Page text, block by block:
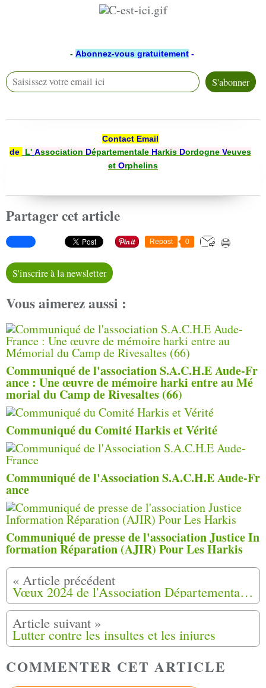
- Abonnez-vous gratuitement -
Contact Email
de
L' Association DépartementaleHarkis DordogneVeuves
et Orphelins
Partager cet article
Repost 0
S'inscrire à la newsletter
Vous aimerez aussi :
Communiqué de l'association S.A.C.H.E Aude-Fr
ance : Une œuvre de mémoire harki entre au Mé
morial du Camp de Rivesaltes (66)
Communiqué du Comité Harkis et Vérité
Communiqué de l'Association S.A.C.H.E Aude-Fr
ance
Communiqué de presse de l'association Justice In
formation Réparation (AJIR) Pour Les Harkis
Vœux 2024 de l'Association Départementale Harkis Dordogne Veuves et Orphelins, Périgueux (24)
Lutter contre les insultes et les injures
COMMENTER CET ARTICLE